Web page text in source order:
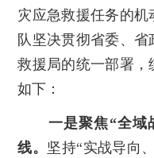
灾应急救援任务的
队坚决贯彻省委、
救援局的统一部署
如下：
一是聚焦“全域
线。 坚持“实战导向